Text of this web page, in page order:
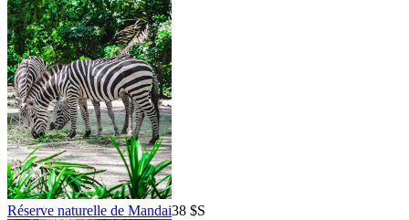
Réserve naturelle de Mandai38 $S